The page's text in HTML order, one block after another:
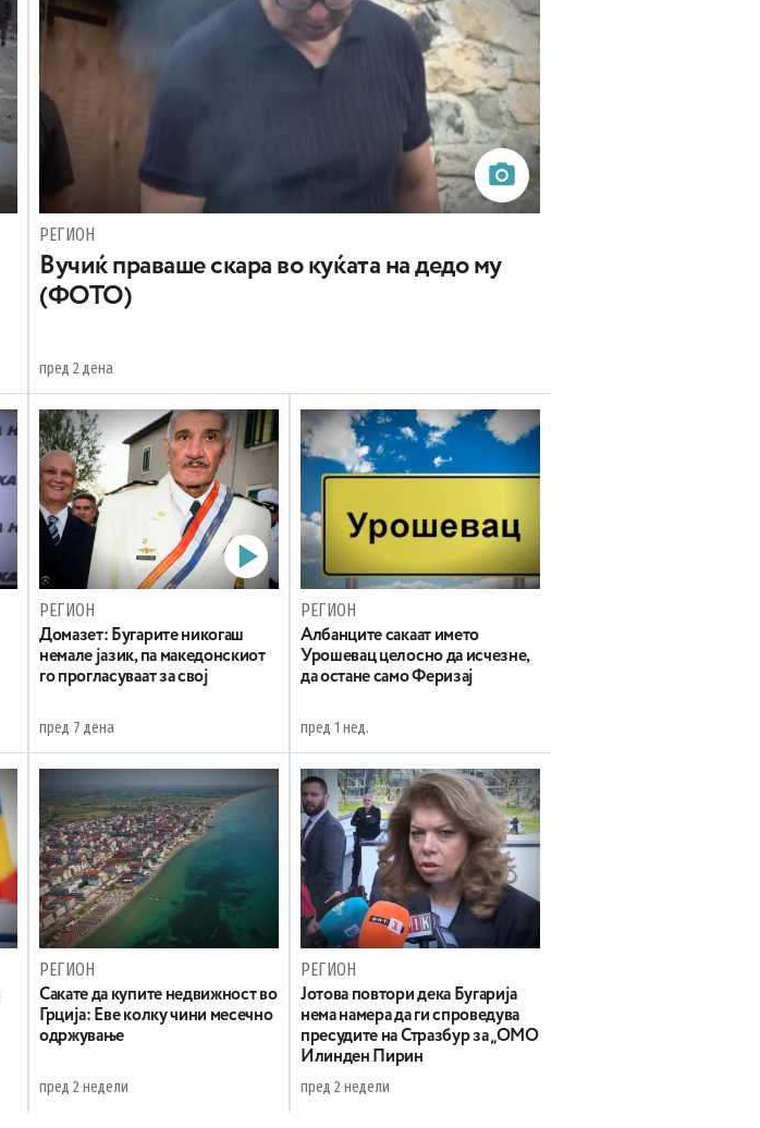
РЕГИОН
Вучиќ праваше скара во куќата на дедо му
(ФОТО)
пред 2 дена
РЕГИОН
Домазет: Бугарите никогаш
немале јазик, па македонскиот
го прогласуваат за свој
пред 7 дена
РЕГИОН
Aлбанците сакаат името
Урошевац целосно да исчезне,
да остане само Феризај
пред 1 нед.
РЕГИОН
Сакате да купите недвижност во
Грција: Еве колку чини месечно
одржување
пред 2 недели
РЕГИОН
Јотова повтори дека Бугарија
нема намера да ги спроведува
пресудите на Стразбур за „ОМО
Илинден Пирин
пред 2 недели